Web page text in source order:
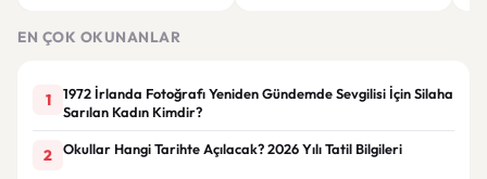
EN ÇOK OKUNANLAR
1
1972 İrlanda Fotoğrafı Yeniden Gündemde Sevgilisi İçin Silaha
Sarılan Kadın Kimdir?
2 Okullar Hangi Tarihte Açılacak? 2026 Yılı Tatil Bilgileri